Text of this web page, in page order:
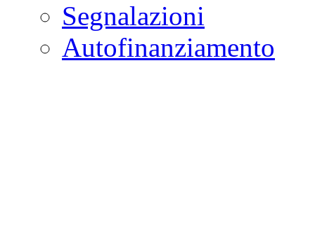
Segnalazioni
Autofinanziamento